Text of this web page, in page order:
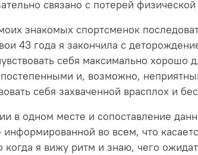
связано с потерей
знакомых спортсменок
43 года я закончила с
себя максимально хорошо
и, возможно,
себя захваченной врасплох и
в одном месте и сопоставление
во всем, что
я вижу ритм и знаю, чего